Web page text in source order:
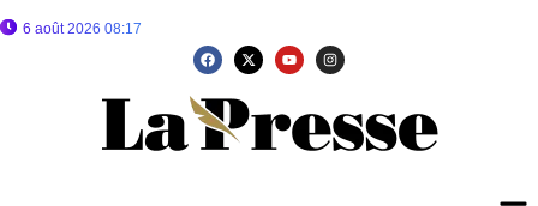
6 août 2026 08:17